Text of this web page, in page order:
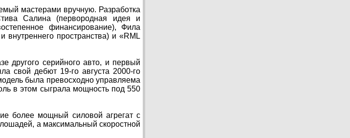
мастерами вручную. Разработка
Салина (первородная идея и
финансирование), Фила
внутреннего пространства) и «RML
другого серийного авто, и первый
свой дебют 19-го августа 2000-го
была превосходно управляема
в этом сыграла мощность под 550
более мощный силовой агрегат с
а максимальный скоростной